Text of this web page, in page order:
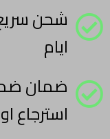
شحن
ايام
ضمان ضد
استرجاع